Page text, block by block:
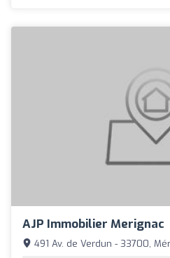
AJP Immobilier Merignac
491 Av. de Verdun - 33700,